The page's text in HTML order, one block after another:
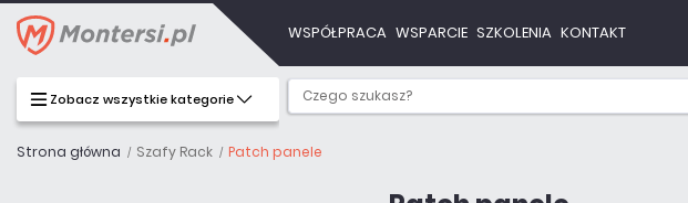
WSPÓŁPRACA WSPARCIE SZKOLENIA KONTAKT
Zobacz wszystkie kategorie
Strona główna Szafy Rack Patch panele